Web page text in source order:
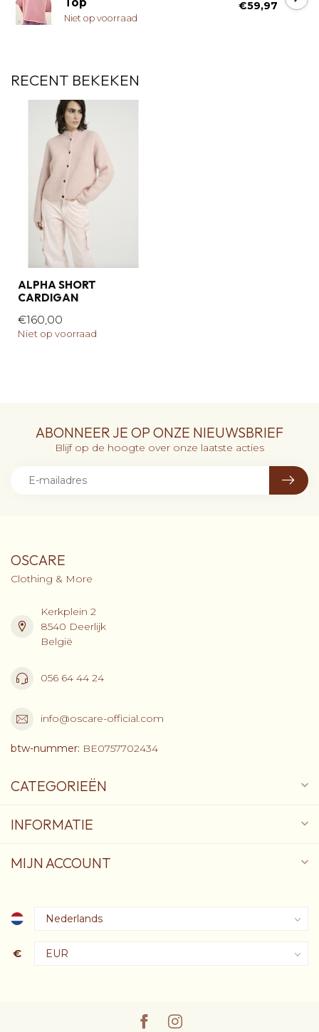
Niet op voorraad
€59,97
RECENT BEKEKEN
ALPHA SHORT
CARDIGAN
€160,00
Niet op voorraad
ABONNEER JE OP ONZE NIEUWSBRIEF
Blijf op de hoogte over onze laatste acties
OSCARE
Clothing & More
Kerkplein 2
8540 Deerlijk
België
056 64 44 24
info@oscare-official.com
btw-nummer: BE0757702434
CATEGORIEËN
INFORMATIE
MIJN ACCOUNT
€